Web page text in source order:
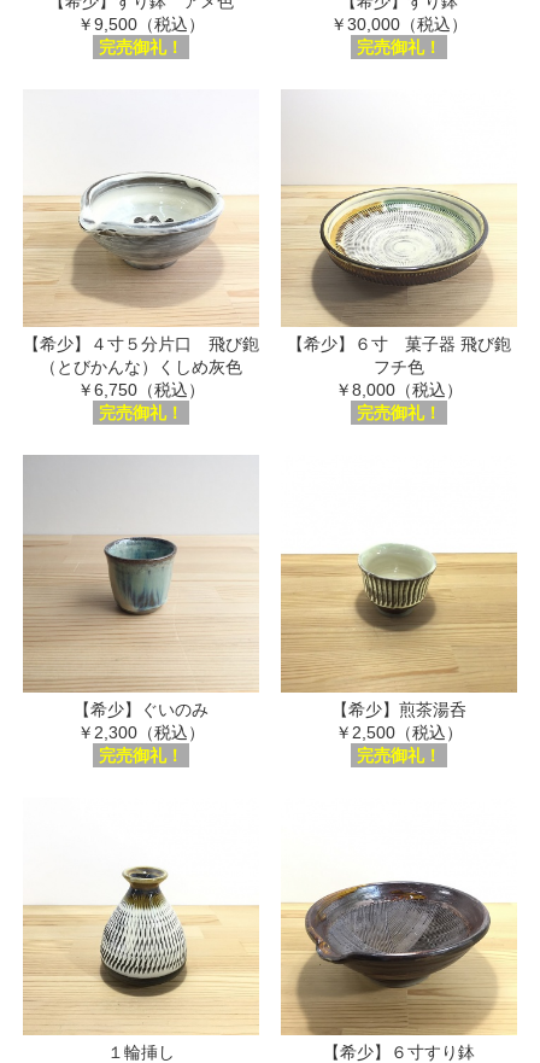
￥9,500（税込）
完売御礼！
￥30,000（税込）
完売御礼！
【希少】４寸５分片口 飛び鉋
（とびかんな）くしめ灰色
￥6,750（税込）
完売御礼！
【希少】６寸 菓子器 飛び鉋
フチ色
￥8,000（税込）
完売御礼！
【希少】ぐいのみ
￥2,300（税込）
完売御礼！
【希少】煎茶湯呑
￥2,500（税込）
完売御礼！
１輪挿し
【希少】６寸すり鉢